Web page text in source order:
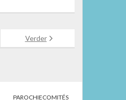
Verder
PAROCHIECOMITÉS